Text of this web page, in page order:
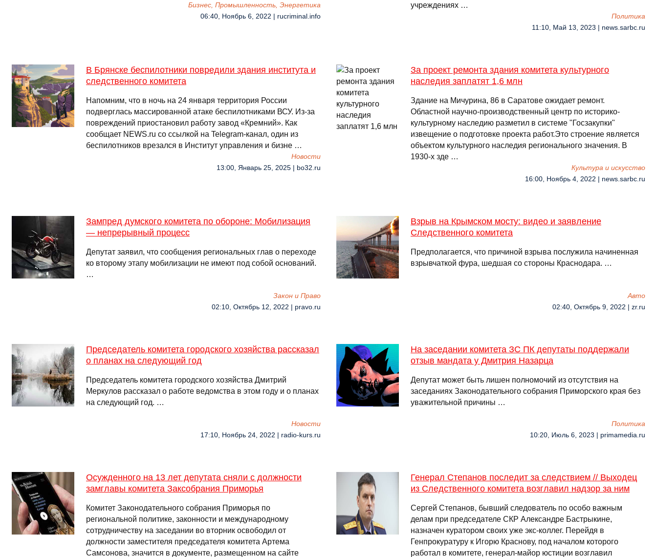
Бизнес, Промышленность, Энергетика
06:40, Ноябрь 6, 2022 | rucriminal.info
учреждениях …
Политика
11:10, Май 13, 2023 | news.sarbc.ru
В Брянске беспилотники повредили здания института и
следственного комитета
Напомним, что в ночь на 24 января территория России
подверглась массированной атаке беспилотниками ВСУ. Из-за
повреждений приостановил работу завод «Кремний». Как
сообщает NEWS.ru со ссылкой на Telegram-канал, один из
беспилотников врезался в Институт управления и бизне …
Новости
13:00, Январь 25, 2025 | bo32.ru
За проект ремонта здания комитета культурного
наследия заплатят 1,6 млн
Здание на Мичурина, 86 в Саратове ожидает ремонт.
Областной научно-производственный центр по историко-
культурному наследию разметил в системе "Госзакупки"
извещение о подготовке проекта работ.Это строение является
объектом культурного наследия регионального значения. В
1930-х зде …
Культура и искусство
16:00, Ноябрь 4, 2022 | news.sarbc.ru
Зампред думского комитета по обороне: Мобилизация
— непрерывный процесс
Депутат заявил, что сообщения региональных глав о переходе
ко второму этапу мобилизации не имеют под собой оснований.
…
Закон и Право
02:10, Октябрь 12, 2022 | pravo.ru
Взрыв на Крымском мосту: видео и заявление
Следственного комитета
Предполагается, что причиной взрыва послужила начиненная
взрывчаткой фура, шедшая со стороны Краснодара. …
Авто
02:40, Октябрь 9, 2022 | zr.ru
Председатель комитета городского хозяйства рассказал
о планах на следующий год
Председатель комитета городского хозяйства Дмитрий
Меркулов рассказал о работе ведомства в этом году и о планах
на следующий год. …
Новости
17:10, Ноябрь 24, 2022 | radio-kurs.ru
На заседании комитета ЗС ПК депутаты поддержали
отзыв мандата у Дмитрия Назарца
Депутат может быть лишен полномочий из отсутствия на
заседаниях Законодательного собрания Приморского края без
уважительной причины …
Политика
10:20, Июль 6, 2023 | primamedia.ru
Осужденного на 13 лет депутата сняли с должности
замглавы комитета Заксобрания Приморья
Комитет Законодательного собрания Приморья по
региональной политике, законности и международному
сотрудничеству на заседании во вторник освободил от
должности заместителя председателя комитета Артема
Самсонова, значится в документе, размещенном на сайте
Генерал Степанов последит за следствием // Выходец
из Следственного комитета возглавил надзор за ним
Сергей Степанов, бывший следователь по особо важным
делам при председателе СКР Александре Бастрыкине,
назначен куратором своих уже экс-коллег. Перейдя в
Генпрокуратуру к Игорю Краснову, под началом которого
работал в комитете, генерал-майор юстиции возглавил